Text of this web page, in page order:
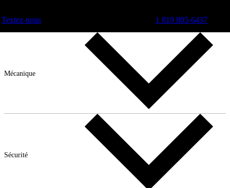
Textez-nous 1 819 805-6437
Mécanique
Sécurité